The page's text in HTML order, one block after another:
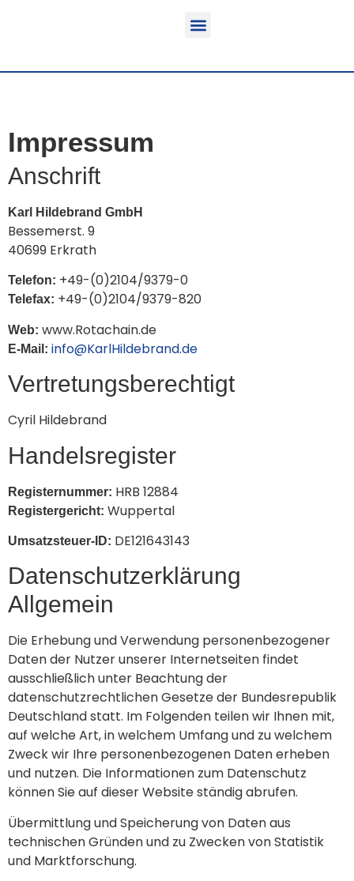
Impressum
Anschrift
Karl Hildebrand GmbH
Bessemerst. 9
40699 Erkrath
Telefon: +49-(0)2104/9379-0
Telefax: +49-(0)2104/9379-820
Web: www.Rotachain.de
E-Mail: info@KarlHildebrand.de
Vertretungsberechtigt
Cyril Hildebrand
Handelsregister
Registernummer: HRB 12884
Registergericht: Wuppertal
Umsatzsteuer-ID: DE121643143
Datenschutzerklärung
Allgemein
Die Erhebung und Verwendung personenbezogener
Daten der Nutzer unserer Internetseiten findet
ausschließlich unter Beachtung der
datenschutzrechtlichen Gesetze der Bundesrepublik
Deutschland statt. Im Folgenden teilen wir Ihnen mit,
auf welche Art, in welchem Umfang und zu welchem
Zweck wir Ihre personenbezogenen Daten erheben
und nutzen. Die Informationen zum Datenschutz
können Sie auf dieser Website ständig abrufen.
Übermittlung und Speicherung von Daten aus
technischen Gründen und zu Zwecken von Statistik
und Marktforschung.